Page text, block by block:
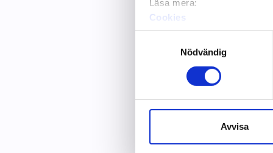
Läsa mera:
Cookies
Dataskydd och
Nödvändig
Avvisa
finniđ aledum
leđe 4–8
huámášumán.
lájádâs tâi